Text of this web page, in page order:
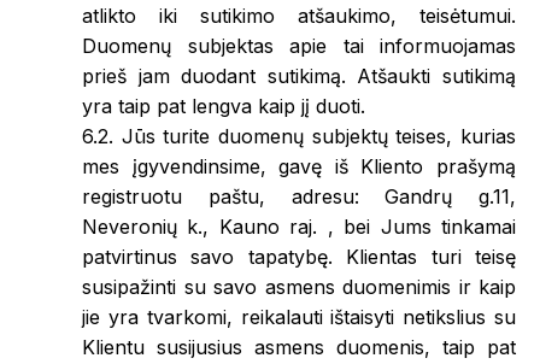
atlikto iki sutikimo atšaukimo, teisėtumui.
Duomenų subjektas apie tai informuojamas
prieš jam duodant sutikimą. Atšaukti sutikimą
yra taip pat lengva kaip jį duoti.
6.2. Jūs turite duomenų subjektų teises, kurias
mes įgyvendinsime, gavę iš Kliento prašymą
registruotu paštu, adresu: Gandrų g.11,
Neveronių k., Kauno raj. , bei Jums tinkamai
patvirtinus savo tapatybę. Klientas turi teisę
susipažinti su savo asmens duomenimis ir kaip
jie yra tvarkomi, reikalauti ištaisyti netikslius su
Klientu susijusius asmens duomenis, taip pat